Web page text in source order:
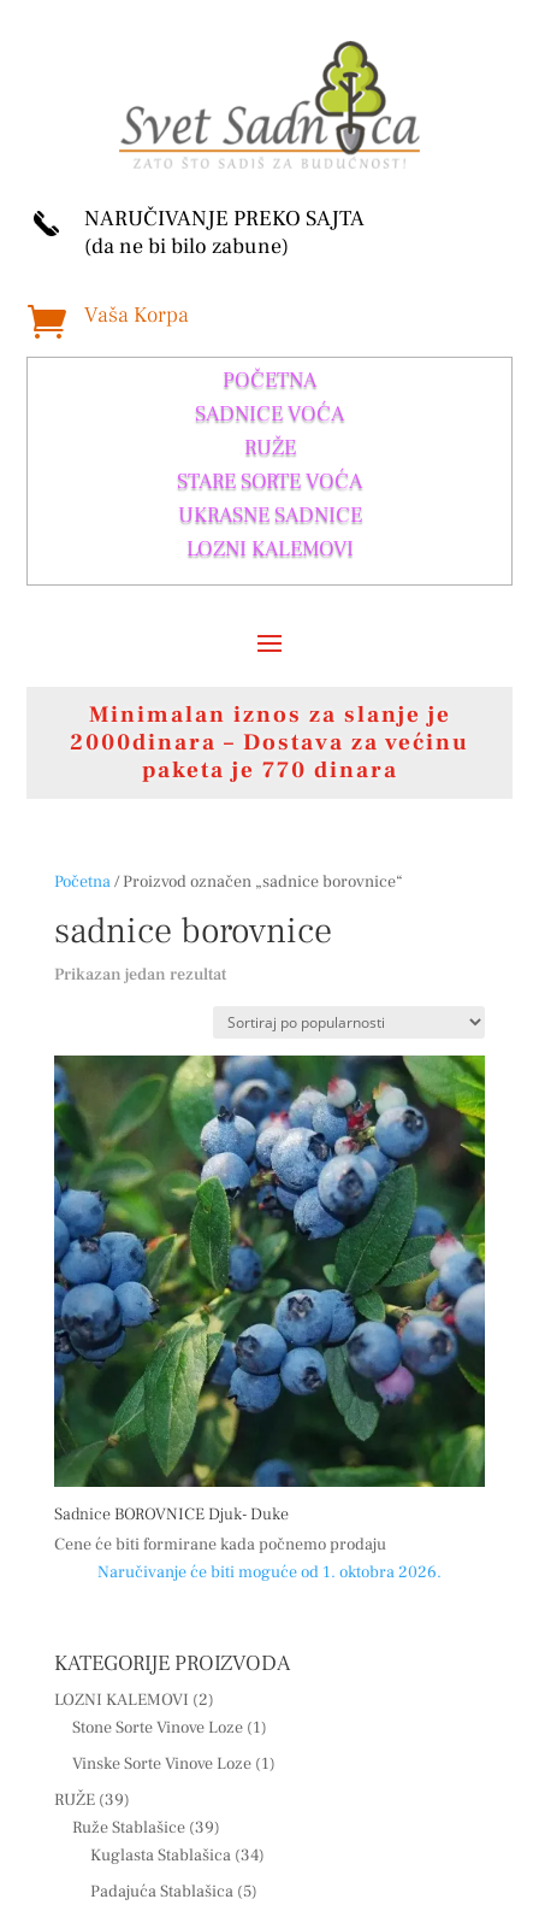
NARUČIVANJE PREKO SAJTA
(da ne bi bilo zabune)
 Vaša Korpa
POČETNA
SADNICE VOĆA
RUŽE
STARE SORTE VOĆA
UKRASNE SADNICE
LOZNI KALEMOVI
Minimalan iznos za slanje je
2000dinara – Dostava za većinu
paketa je 770 dinara
Početna/ Proizvod označen „sadnice borovnice“
sadnice borovnice
Prikazan jedan rezultat
Sadnice BOROVNICE Djuk- Duke
Cene će biti formirane kada počnemo prodaju
Naručivanje će biti moguće od 1. oktobra 2026.
KATEGORIJE PROIZVODA
LOZNI KALEMOVI (2)
Stone Sorte Vinove Loze (1)
Vinske Sorte Vinove Loze (1)
RUŽE (39)
Ruže Stablašice (39)
Kuglasta Stablašica (34)
Padajuća Stablašica (5)